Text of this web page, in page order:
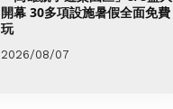
開幕 30多項設施暑假全面免費
玩
2026/08/07